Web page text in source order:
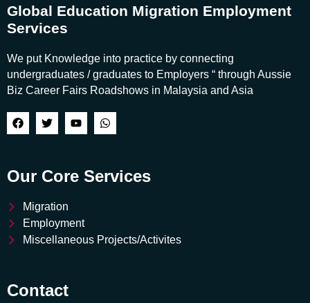
Global Education Migration Employment
Services
We put Knowledge into practice by connecting
undergraduates / graduates to Employers “ through Aussie
Biz Career Fairs Roadshows in Malaysia and Asia
Our Core Services
Migration
Employment
Miscellaneous Projects/Activites
Contact